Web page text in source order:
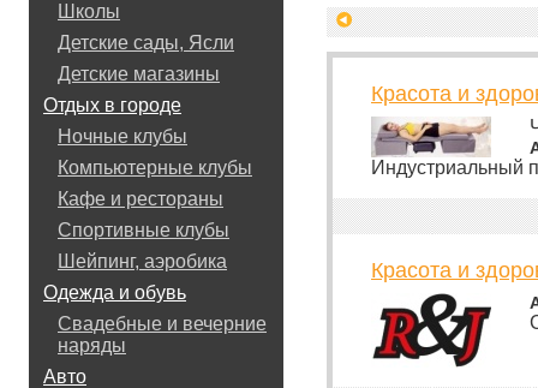
Школы
Детские сады, Ясли
Детские магазины
Отдых в городе
Ночные клубы
Компьютерные клубы
Кафе и рестораны
Спортивные клубы
Шейпинг, аэробика
Одежда и обувь
Свадебные и вечерние
наряды
Авто
<
Красота и
Индустриальный
Красота и